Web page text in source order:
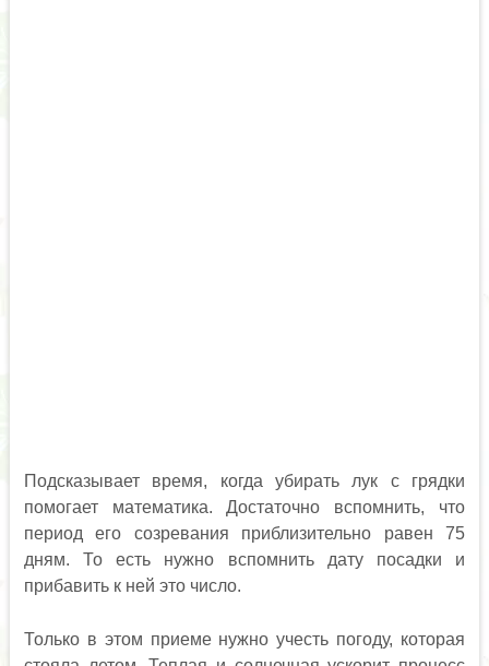
Подсказывает время, когда убирать лук с грядки
помогает математика. Достаточно вспомнить, что
период его созревания приблизительно равен 75
дням. То есть нужно вспомнить дату посадки и
прибавить к ней это число.
Только в этом приеме нужно учесть погоду, которая